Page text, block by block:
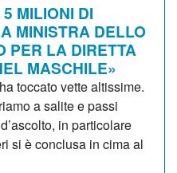
MILIONI DI
MINISTRA DELLO
PER LA DIRETTA
MASCHILE»
toccato vette altissime.
a salite e passi
in particolare
si è conclusa in cima al